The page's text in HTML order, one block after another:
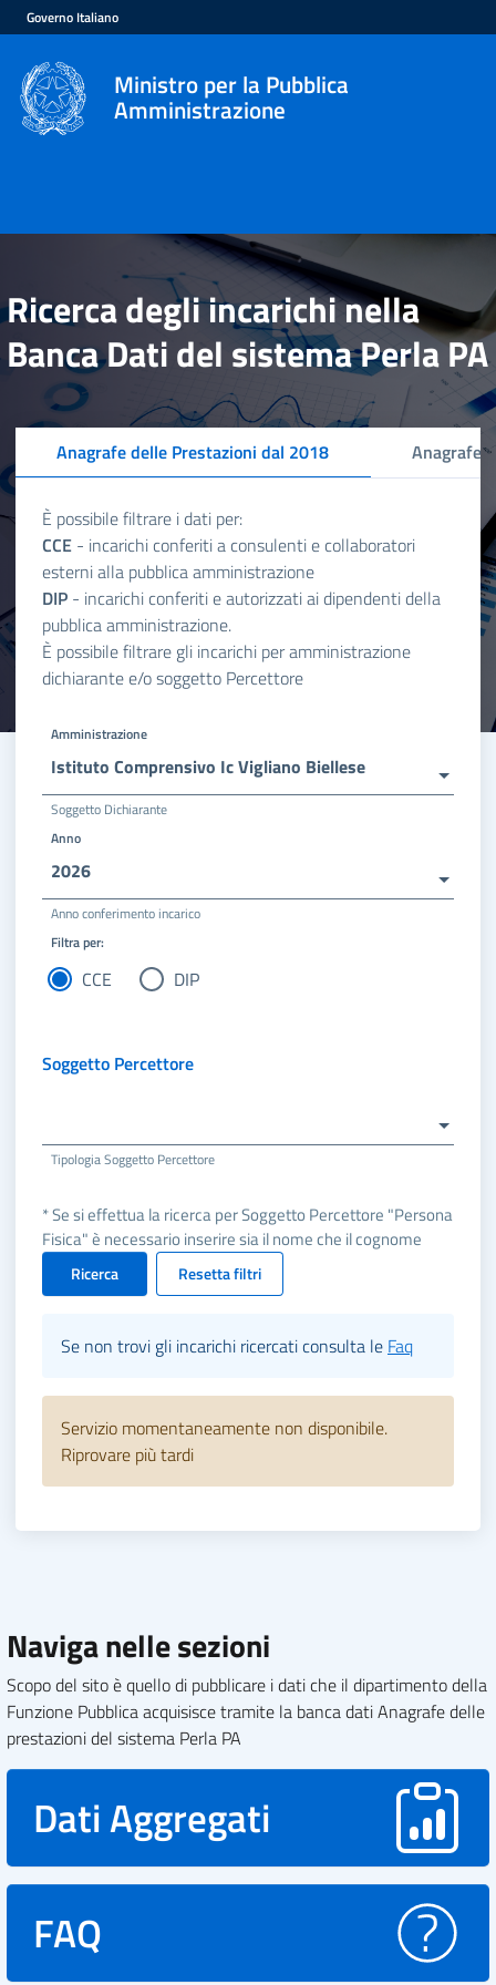
Governo Italiano
Ministro per la Pubblica
Amministrazione
Ricerca degli incarichi nella
Banca Dati del sistema Perla PA
Anagrafe delle Prestazioni dal 2018 Anagrafe
È possibile filtrare i dati per:
CCE - incarichi conferiti a consulenti e collaboratori
esterni alla pubblica amministrazione
DIP - incarichi conferiti e autorizzati ai dipendenti della
pubblica amministrazione.
È possibile filtrare gli incarichi per amministrazione
dichiarante e/o soggetto Percettore
Amministrazione
Istituto Comprensivo Ic Vigliano Biellese
Soggetto Dichiarante
Anno
2026
Anno conferimento incarico
Filtra per:
CCE DIP
Soggetto Percettore
Tipologia Soggetto Percettore
* Se si effettua la ricerca per Soggetto Percettore "Persona
Fisica" è necessario inserire sia il nome che il cognome
Ricerca Resetta filtri
Se non trovi gli incarichi ricercati consulta le Faq
Servizio momentaneamente non disponibile.
Riprovare più tardi
Naviga nelle sezioni
Scopo del sito è quello di pubblicare i dati che il dipartimento della
Funzione Pubblica acquisisce tramite la banca dati Anagrafe delle
prestazioni del sistema Perla PA
Dati Aggregati
FAQ